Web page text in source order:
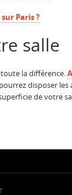
Paris ?
salle
la différence.
disposer
de votre